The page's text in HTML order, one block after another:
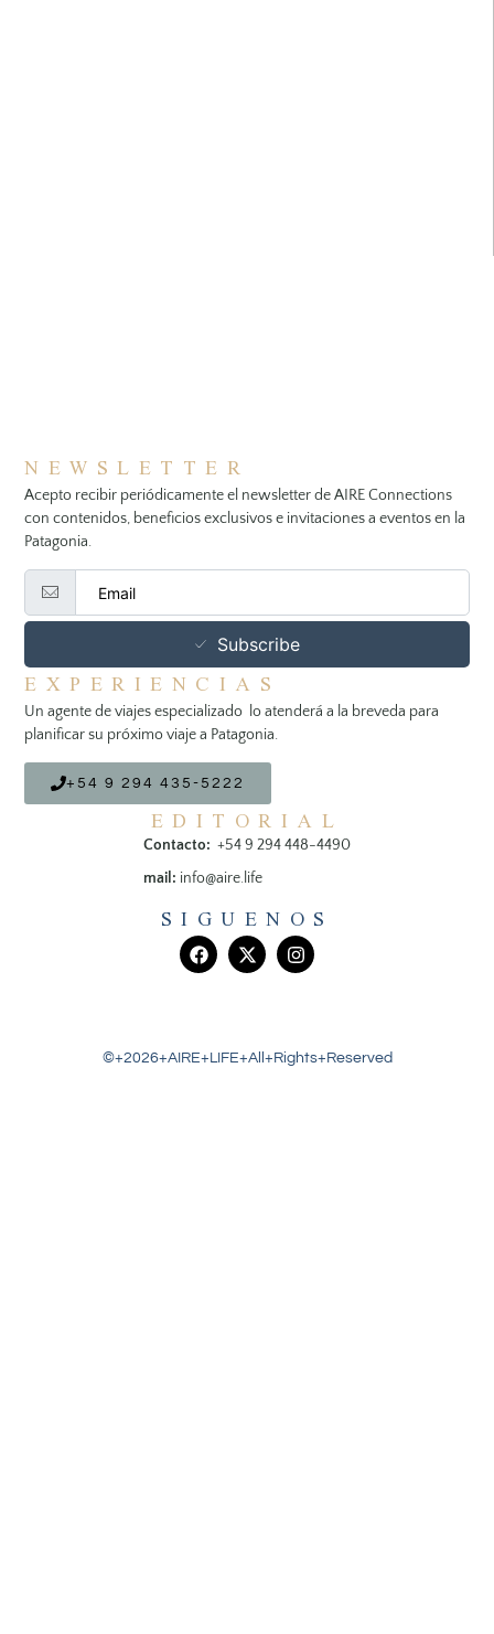
NEWSLETTER
Acepto recibir periódicamente el newsletter de AIRE Connections
con contenidos, beneficios exclusivos e invitaciones a eventos en la
Patagonia.
Subscribe
EXPERIENCIAS
Un agente de viajes especializado lo atenderá a la breveda para
planificar su próximo viaje a Patagonia.
+54 9 294 435-5222
EDITORIAL
Contacto: +54 9 294 448-4490
mail: info@aire.life
SIGUENOS
©+2026+AIRE+LIFE+All+Rights+Reserved